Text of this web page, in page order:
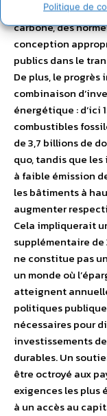
Politique de
déploiement de
carbone, des
conception
publics dans le
De plus, le
combinaison
énergétique : d’ici
combustibles
de 3,7 billions de
quo, tandis que
à faible émission
les bâtiments à
augmenter
Cela impliquerait
supplémentaire
ne constitue pas
un monde où
atteignent
politiques
nécessaires pour
investissements
durables. Un
être octroyé aux
exigences les plus
à un accès au